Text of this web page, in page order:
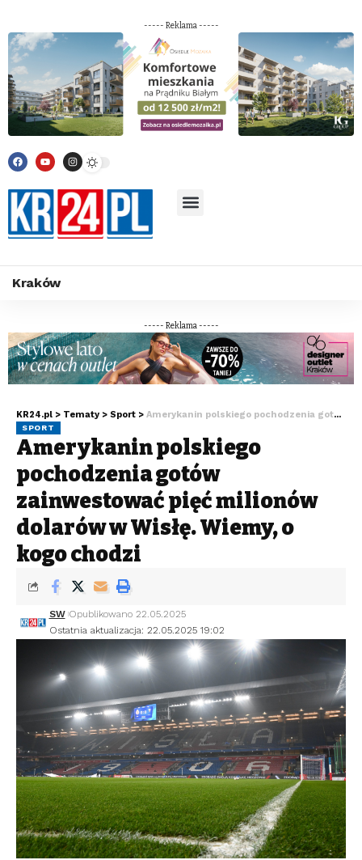
----- Reklama -----
Kraków
----- Reklama -----
KR24.pl > Tematy > Sport > Amerykanin polskiego pochodzenia gotów zainwestować pięć milionów dolarów w Wisłę. Wiemy, o kogo chodzi
SPORT
Amerykanin polskiego
pochodzenia gotów
zainwestować pięć milionów
dolarów w Wisłę. Wiemy, o
kogo chodzi
Ostatnia aktualizacja: 22.05.2025 19:02
SW Opublikowano 22.05.2025